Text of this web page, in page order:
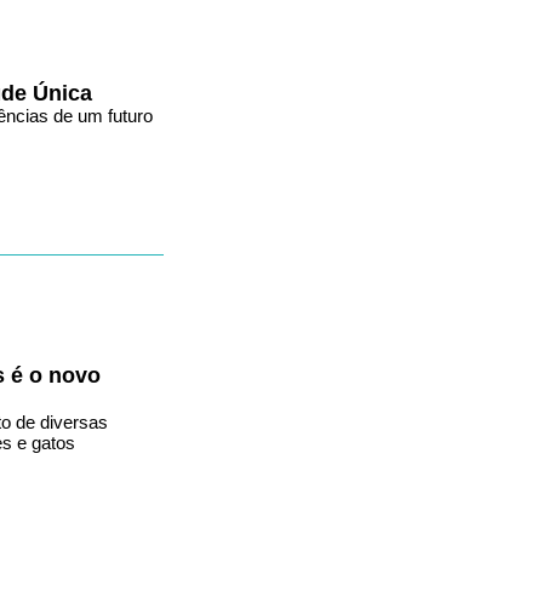
Única
de um futuro
é o novo
de diversas
e gatos